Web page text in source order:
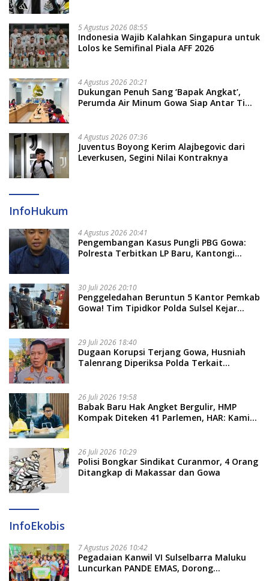
5 Agustus 2026 08:55
Indonesia Wajib Kalahkan Singapura untuk
Lolos ke Semifinal Piala AFF 2026
4 Agustus 2026 20:21
Dukungan Penuh Sang ‘Bapak Angkat’,
Perumda Air Minum Gowa Siap Antar Tim
4 Agustus 2026 07:36
Juventus Boyong Kerim Alajbegovic dari
Leverkusen, Segini Nilai Kontraknya
InfoHukum
4 Agustus 2026 20:41
Pengembangan Kasus Pungli PBG Gowa:
Polresta Terbitkan LP Baru, Kantongi
30 Juli 2026 20:10
Penggeledahan Beruntun 5 Kantor Pemkab
Gowa! Tim Tipidkor Polda Sulsel Kejar
29 Juli 2026 18:40
Dugaan Korupsi Terjang Gowa, Husniah
Talenrang Diperiksa Polda Terkait
26 Juli 2026 19:58
​Babak Baru Hak Angket Bergulir, HMP
Kompak Diteken 41 Parlemen, HAR: Kami
26 Juli 2026 10:29
Polisi Bongkar Sindikat Curanmor, 4 Orang
Ditangkap di Makassar dan Gowa
InfoEkobis
7 Agustus 2026 10:42
Pegadaian Kanwil VI Sulselbarra Maluku
Luncurkan PANDE EMAS, Dorong